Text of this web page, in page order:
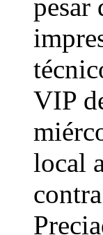
pesar
VIP
local